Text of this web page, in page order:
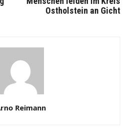
Ostholstein an Gicht
Reimann